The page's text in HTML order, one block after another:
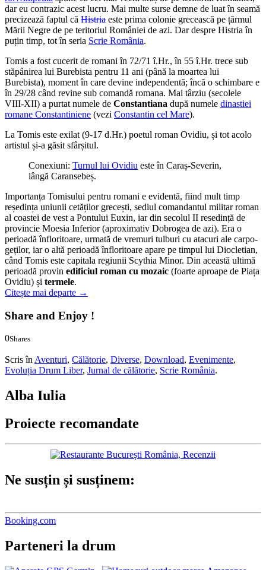
dar eu contrazic acest lucru. Mai multe surse demne de luat în seamă
precizează faptul că Histria este prima colonie grecească pe țărmul
Mării Negre de pe teritoriul României de azi. Dar despre Histria în
puțin timp, tot în seria Scrie România.
Tomis a fost cucerit de romani în 72/71 î.Hr., în 55 î.Hr. trece sub
stăpânirea lui Burebista pentru 11 ani (până la moartea lui
Burebista), moment în care devine independentă; încă o schimbare e
în 29/28 când revine sub comandă romana. Mai târziu (secolele
VIII-XII) a purtat numele de Constantiana după numele dinastiei
romane Constantiniene (vezi Constantin cel Mare).
La Tomis este exilat (9-17 d.Hr.) poetul roman Ovidiu, și tot acolo
artistul și-a găsit sfârșitul.
Conexiuni: Turnul lui Ovidiu este în Caraș-Severin,
lângă Caransebeș.
Importanța Tomisului pentru romani e evidentă, fiind mult timp
reședința uniunii cetăților grecești, sediul comandantul militar roman
al coastei de vest a Pontului Euxin, iar din secolul II resedință de
provincie Moesia Inferior (aproximativ Dobrogea de azi). Era o
perioadă înfloritoare, urmată de vremuri tulburi cu atacuri ale carpo-
geților, iar o altă perioadă înfloritoare apare pe timpul lui Diocletian,
când Tomis este capitala regiunii Scythia Minor. Din această ultimă
perioadă provin edificiul roman cu mozaic (foarte aproape de Piața
Ovidiu) și termele.
Citește mai departe →
Share and Enjoy !
0Shares
Scris în Aventuri, Călătorie, Diverse, Download, Evenimente,
Evoluția Drum Liber, Jurnal de călătorie, Scrie România.
Alba Iulia
Proiecte recomandate
Ne susțin și susținem:
Booking.com
Parteneri la drum